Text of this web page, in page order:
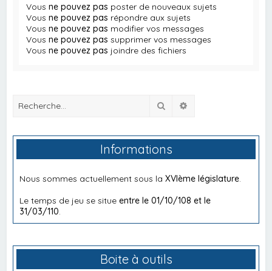
Vousne pouvez pas poster de nouveaux sujets
Vousne pouvez pas répondre aux sujets
Vousne pouvez pas modifier vos messages
Vousne pouvez pas supprimer vos messages
Vousne pouvez pas joindre des fichiers
Rechercher
Informations
Nous sommes actuellement sous laXVIème législature
Le temps de jeu se situeentre le 01/10/108 et le
31/03/110
Boite à outils